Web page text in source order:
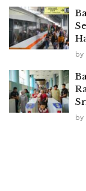
by
by